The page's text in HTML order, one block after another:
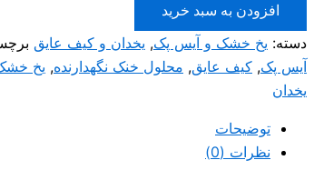
عدد
افزودن به سبد خرید
دسته: یخ خشک و آیس پک, یخدان و کیف عایق
آیس پک, کیف عایق, محلول خنک نگهدارنده, یخ
یخدان
توضیحات
نظرات (0)